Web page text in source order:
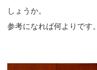
しょうか。
参考になれば何よりです。